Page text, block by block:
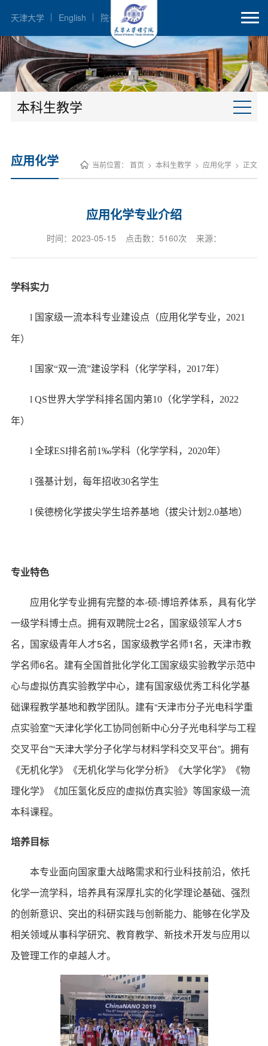
天津大学 English 院长邮箱
本科生教学
当前位置：首页 >本科生教学 > 应用化学 > 正文
应用化学
应用化学专业介绍
时间：2023-05-15 点击数： 5160次 来源：
学科实力
l 国家级一流本科专业建设点（应用化学专业， 2021
年）
l 国家“双一流”建设学科（化学学科，2017年）
l QS世界大学学科排名国内第10（化学学科， 2022
年）
l 全球ESI排名前1‰学科（化学学科，2020年）
l 强基计划，每年招收30名学生
l 侯德榜化学拔尖学生培养基地（拔尖计划 2.0基地）
专业特色
应用化学专业拥有完整的本-硕-博培养体系，具有化学
一级学科博士点。拥有双聘院士2名，国家级领军人才5
名，国家级青年人才5名，国家级教学名师1名，天津市教
学名师6名。建有全国首批化学化工国家级实验教学示范中
心与虚拟仿真实验教学中心，建有国家级优秀工科化学基
础课程教学基地和教学团队。建有“天津市分子光电科学重
点实验室”“天津化学化工协同创新中心分子光电科学与工程
交叉平台”“天津大学分子化学与材料学科交叉平台”。拥有
《无机化学》《无机化学与化学分析》《大学化学》《物
理化学》《加压氢化反应的虚拟仿真实验》等国家级一流
本科课程。
培养目标
本专业面向国家重大战略需求和行业科技前沿，依托
化学一流学科，培养具有深厚扎实的化学理论基础、强烈
的创新意识、突出的科研实践与创新能力、能够在化学及
相关领域从事科学研究、教育教学、新技术开发与应用以
及管理工作的卓越人才。